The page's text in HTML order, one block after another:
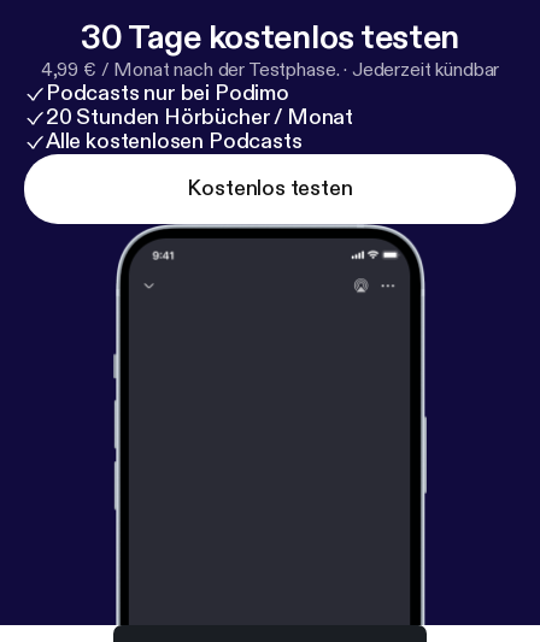
30 Tage kostenlos testen
4,99 € / Monat nach der Testphase. · Jederzeit kündbar
Podcasts nur bei Podimo
20 Stunden Hörbücher / Monat
Alle kostenlosen Podcasts
Kostenlos testen